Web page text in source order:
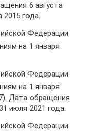
6 августа
2015 года.
Федерации
на 1 января
Федерации
на 1 января
Дата обращения
июля 2021 года.
Федерации